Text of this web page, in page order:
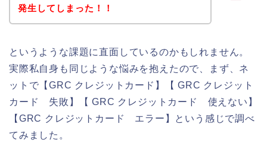
発生してしまった！！
というような課題に直面しているのかもしれません。
実際私自身も同じような悩みを抱えたので、まず、ネ
ットで【GRC クレジットカード】【 GRC クレジット
カード 失敗】【 GRC クレジットカード 使えない】
【GRC クレジットカード エラー】という感じで調べ
てみました。